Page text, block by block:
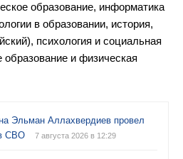
образование, информатика
в образовании, история,
психология и социальная
образование и физическая
Эльман Аллахвердиев провел
СВО
7 августа 2026 в 12:29